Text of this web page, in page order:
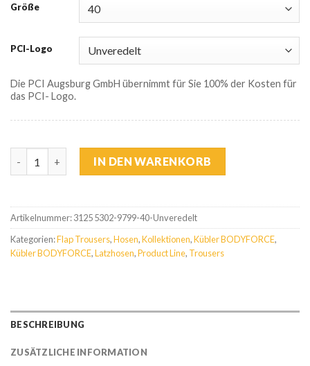
Größe
PCI-Logo
Die PCI Augsburg GmbH übernimmt für Sie 100% der Kosten für
das PCI- Logo.
Kübler Bodyforce Latzhose Menge
IN DEN WARENKORB
Artikelnummer:3125 5302-9799-40-Unveredelt
Kategorien:Flap Trousers,Hosen,Kollektionen,Kübler BODYFORCE,
Kübler BODYFORCE,Latzhosen,Product Line, Trousers
BESCHREIBUNG
ZUSÄTZLICHE INFORMATION